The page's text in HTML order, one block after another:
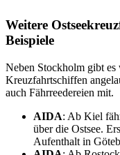
Weitere
Beispiele
Neben Stockholm gibt es
Kreuzfahrtschiffen
auch Fährreedereien mit.
AIDA: Ab Kiel
über die Ostsee.
Aufenthalt in